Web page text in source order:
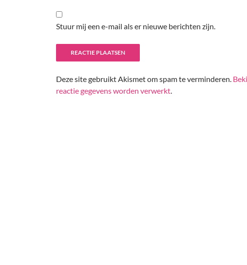
Stuur mij een e-mail als er nieuwe berichten zijn.
Deze site gebruikt Akismet om spam te verminderen.
reactie gegevens worden verwerkt.